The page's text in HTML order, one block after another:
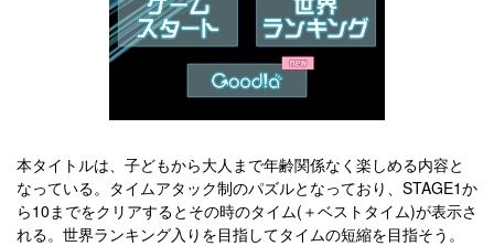
本タイトルは、子どもから大人まで年齢関係なく楽しめる内容と
なっている。タイムアタック制のパズルとなっており、STAGE1か
ら10までをクリアするとその時のタイム(＋ベストタイム)が表示さ
れる。世界ランキング入りを目指してタイムの短縮を目指そう。